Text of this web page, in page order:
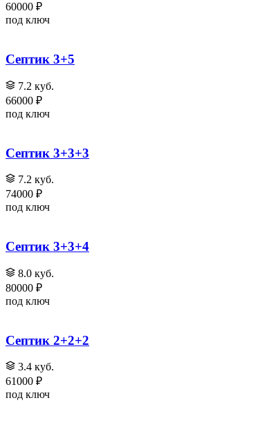
60000 ₽
под ключ
Септик 3+5
7.2 куб.
66000 ₽
под ключ
Септик 3+3+3
7.2 куб.
74000 ₽
под ключ
Септик 3+3+4
8.0 куб.
80000 ₽
под ключ
Септик 2+2+2
3.4 куб.
61000 ₽
под ключ